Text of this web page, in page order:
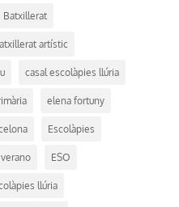
Batxillerat
artístic
casal escolàpies llúria
elena fortuny
Escolàpies
ESO
llúria